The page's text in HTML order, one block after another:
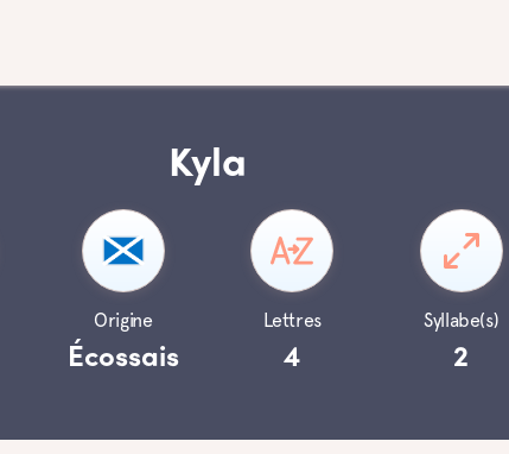
Kyla
Origine
Écossais
Lettres
4
Syllabe(s)
2